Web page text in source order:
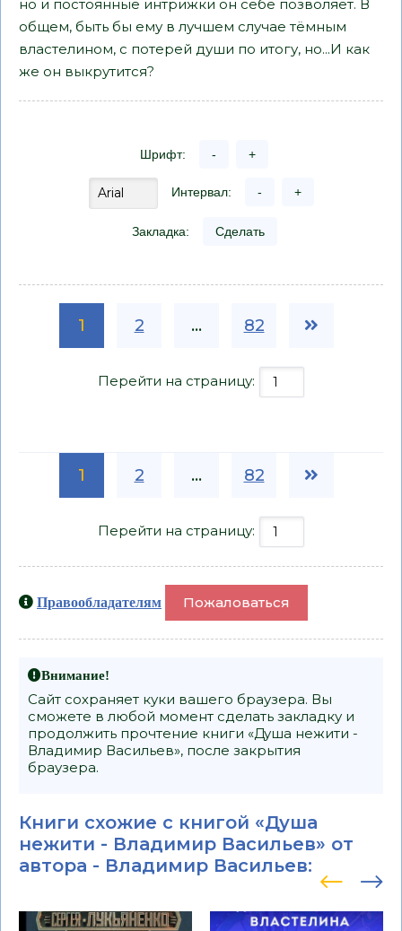
но и постоянные интрижки он себе позволяет. В
общем, быть бы ему в лучшем случае тёмным
властелином, с потерей души по итогу, но...И как
же он выкрутится?
Шрифт: - +
Интервал: - +
Закладка: Сделать
1 2 ... 82
Перейти на страницу:
1 2 ... 82
Перейти на страницу:
Правообладателям Пожаловаться
Внимание!
Сайт сохраняет куки вашего браузера. Вы
сможете в любой момент сделать закладку и
продолжить прочтение книги «Душа нежити -
Владимир Васильев», после закрытия
браузера.
Книги схожие с книгой «Душа
нежити - Владимир Васильев» от
автора - Владимир Васильев: